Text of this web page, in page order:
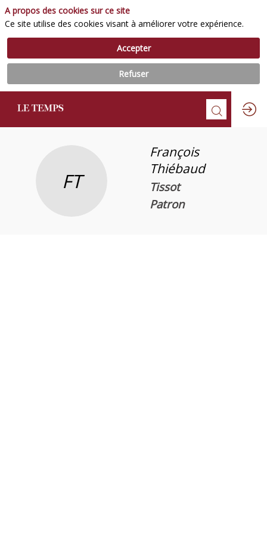
FT
François
Thiébaud
Tissot
Patron
A propos des cookies sur ce site
Ce site utilise des cookies visant à améliorer votre expérience.
Accepter
Refuser